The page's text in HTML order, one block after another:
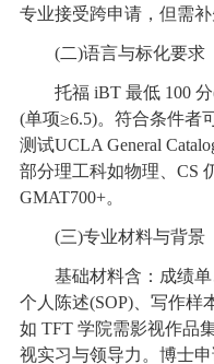
专业接受跨申请，但需补
(二)语言与标化要求
托福 iBT 最低 100 分(
(单项≥6.5)。符合条件者
测试UCLA General
部分理工科如物理、CS
GMAT700+。
(三)专业材料与背景
基础材料含：成绩单
个人陈述(SOP)、写作样
如 TFT 学院需影视作品
视实习与领导力。博士